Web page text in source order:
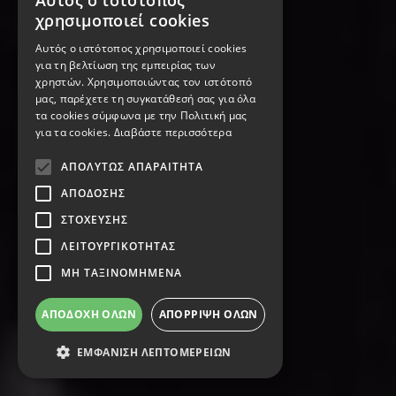
χρησιμοποιεί cookies
Αυτός ο ιστότοπος χρησιμοποιεί cookies
για τη βελτίωση της εμπειρίας των
χρηστών. Χρησιμοποιώντας τον ιστότοπό
μας, παρέχετε τη συγκατάθεσή σας για όλα
τα cookies σύμφωνα με την Πολιτική μας
για τα cookies. Διαβάστε περισσότερα
ΑΠΟΛΎΤΩΣ ΑΠΑΡΑΊΤΗΤΑ
ΑΠΌΔΟΣΗΣ
ΣΤΌΧΕΥΣΗΣ
ΛΕΙΤΟΥΡΓΙΚΌΤΗΤΑΣ
ΜΗ ΤΑΞΙΝΟΜΗΜΈΝΑ
ΑΠΟΔΟΧΉ ΌΛΩΝ ΑΠΌΡΡΙΨΗ ΌΛΩΝ
ΕΜΦΆΝΙΣΗ ΛΕΠΤΟΜΕΡΕΙΏΝ